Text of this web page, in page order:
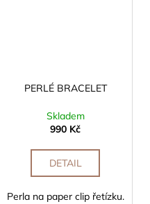
PERLÉ BRACELET
Skladem
990 Kč
DETAIL
Perla na paper clip řetízku.